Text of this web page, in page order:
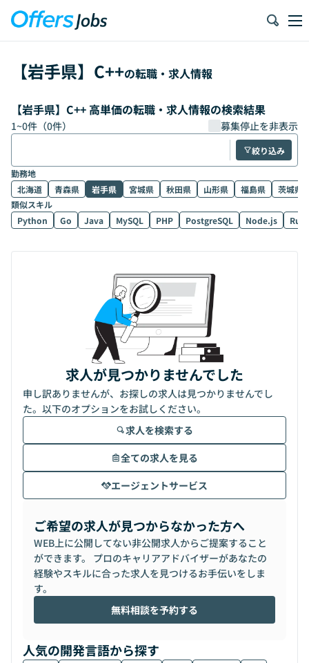
【岩手県】 C++の転職・求人情報
【岩手県】C++ 高単価の転職・求人情報の検索結果
1~0件（0件） 募集停止を非表示
絞り込み
勤務地
北海道
青森県 岩手県 宮城県 秋田県 山形県 福島県
茨城県
類似スキル
Python
Go Java MySQL PHP PostgreSQL Node.js
求人が見つかりませんでした
申し訳ありませんが、お探しの求人は見つかりませんでし
た。以下のオプションをお試しください。
求人を検索する
全ての求人を見る
エージェントサービス
ご希望の求人が見つからなかった方へ
WEB上に公開してない非公開求人からご提案すること
ができます。 プロのキャリアアドバイザーがあなたの
経験やスキルに合った求人を見つけるお手伝いをしま
す。
無料相談を予約する
人気の開発言語から探す